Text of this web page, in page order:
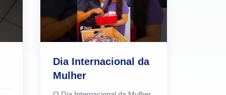
Dia Internacional da
Mulher